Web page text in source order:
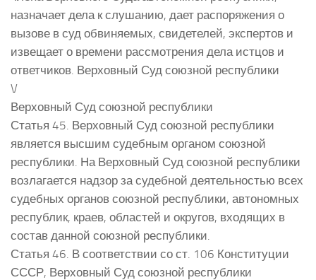
назначает дела к слушанию, дает распоряжения о
вызове в суд обвиняемых, свидетелей, экспертов и
извещает о времени рассмотрения дела истцов и
ответчиков. Верховный Суд союзной республики
V
Верховный Суд союзной республики
Статья 45. Верховный Суд союзной республики
является высшим судебным органом союзной
республики. На Верховный Суд союзной республики
возлагается надзор за судебной деятельностью всех
судебных органов союзной республики, автономных
республик, краев, областей и округов, входящих в
состав данной союзной республики.
Статья 46. В соответствии со ст. 106 Конституции
СССР, Верховный Суд союзной республики